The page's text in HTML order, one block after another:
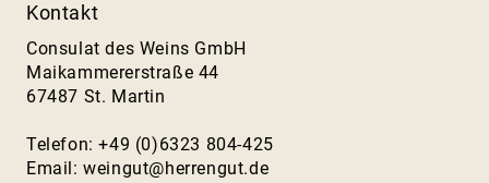
Kontakt
Consulat des Weins GmbH
Maikammererstraße 44
67487 St. Martin
Telefon: +49 (0)6323 804-425
Email:weingut@herrengut.de